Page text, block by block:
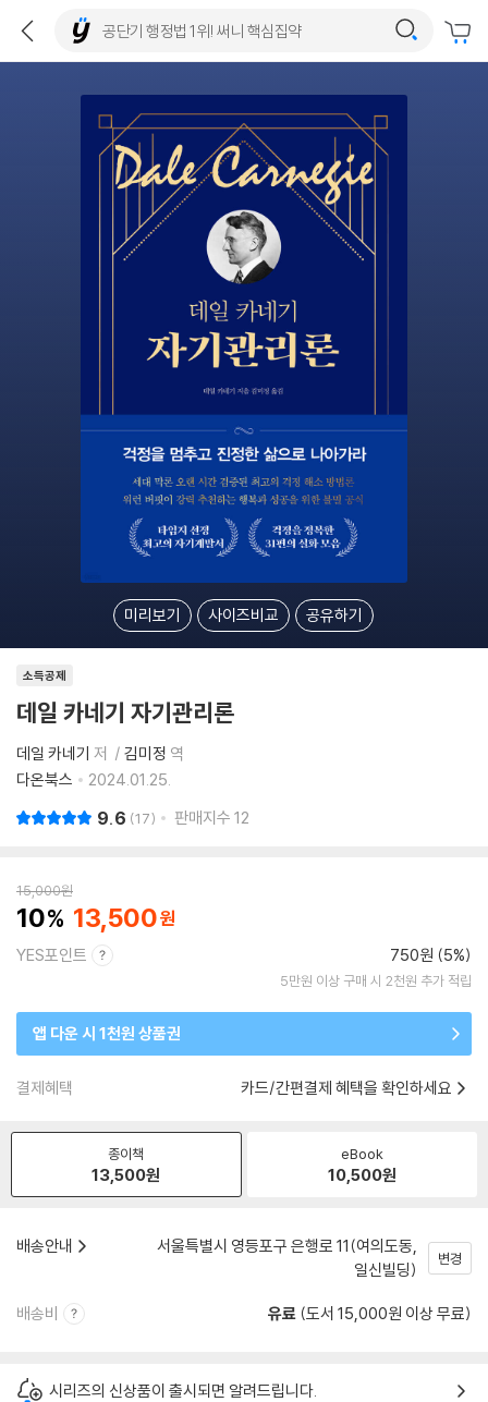
미리보기 사이즈비교 공유하기
소득공제
데일 카네기 자기관리론
데일 카네기 저 김미정 역
다온북스
2024.01.25.
9.6 17 판매지수 12
15,000원
10 13,500
YES포인트 750원 (5%)
5만원 이상 구매 시 2천원 추가 적립
앱 다운 시 1천원 상품권
결제혜택 카드/간편결제 혜택을 확인하세요
종이책
13,500원
eBook
10,500원
배송안내
서울특별시 영등포구 은행로 11(여의도동,
일신빌딩)
변경
배송비 유료 (도서 15,000원 이상 무료)
시리즈의 신상품이 출시되면 알려드립니다.